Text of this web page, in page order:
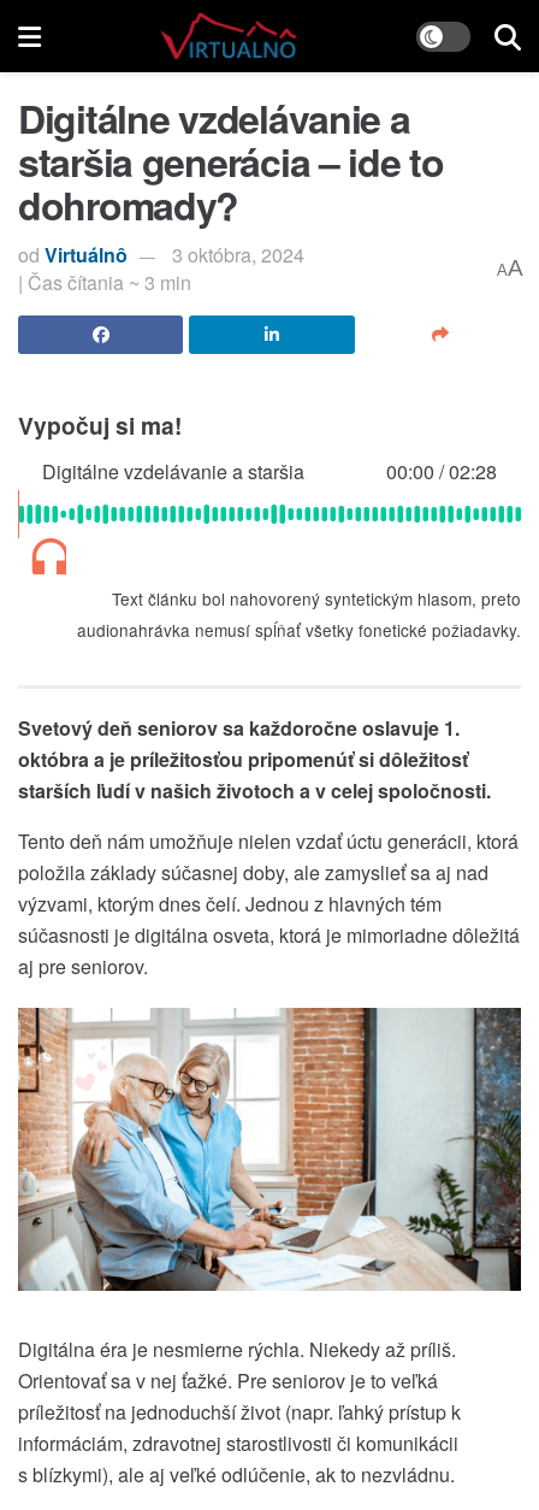
Digitálne vzdelávanie a
staršia generácia – ide to
dohromady?
od Virtuálnô
3 októbra, 2024
| Čas čítania ~ 3 min
AA
Vypočuj si ma!
Digitálne vzdelávanie a staršia
generácia – ide to dohromady?
00:00 /02:28
Text článku bol nahovorený syntetickým hlasom, preto
audionahrávka nemusí spĺňať všetky fonetické požiadavky.
Svetový deň seniorov sa každoročne oslavuje 1.
októbra a je príležitosťou pripomenúť si dôležitosť
starších ľudí v našich životoch a v celej spoločnosti.
Tento deň nám umožňuje nielen vzdať úctu generácii, ktorá
položila základy súčasnej doby, ale zamyslieť sa aj nad
výzvami, ktorým dnes čelí. Jednou z hlavných tém
súčasnosti je digitálna osveta, ktorá je mimoriadne dôležitá
aj pre seniorov.
Digitálna éra je nesmierne rýchla. Niekedy až príliš.
Orientovať sa v nej ťažké. Pre seniorov je to veľká
príležitosť na jednoduchší život (napr. ľahký prístup k
informáciám, zdravotnej starostlivosti či komunikácii
s blízkymi), ale aj veľké odlúčenie, ak to nezvládnu.